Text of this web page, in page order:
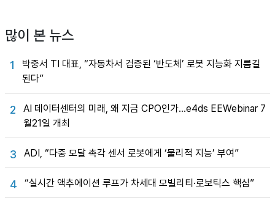
많이 본 뉴스
1
박중서 TI 대표, “자동차서 검증된 ‘반도체’ 로봇 지능화 지름길
된다”
2
AI 데이터센터의 미래, 왜 지금 CPO인가…e4ds EEWebinar 7
월21일 개최
3 ADI, “다중 모달 촉각 센서 로봇에게 ‘물리적 지능’ 부여”
4 “실시간 액추에이션 루프가 차세대 모빌리티·로보틱스 핵심”